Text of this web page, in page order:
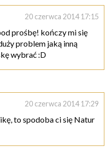
20 czerwca 2014 17:15
prośbę! kończy mi się
problem jaką inną
wybrać :D
20 czerwca 2014 17:29
to spodoba ci się Natur